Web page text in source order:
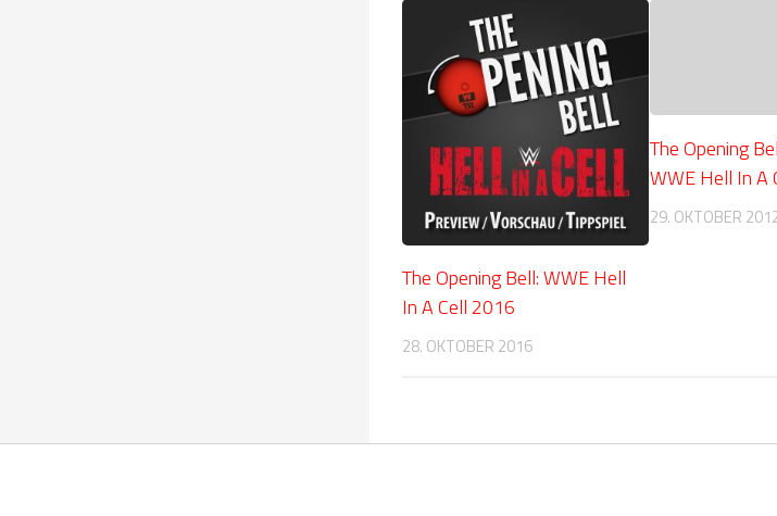
The Opening Bell: WWE Hell
In A Cell 2016
28. OKTOBER 2016
The Opening
WWE Hell In A
29. OKTOBER